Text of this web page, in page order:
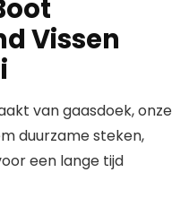
Vissen
van gaasdoek, onze
duurzame steken,
een lange tijd